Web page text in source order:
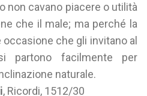
non cavano piacere o utilità
che il male; ma perché la
che gli invitano al
partono facilmente per
naturale.
, Ricordi, 1512/30